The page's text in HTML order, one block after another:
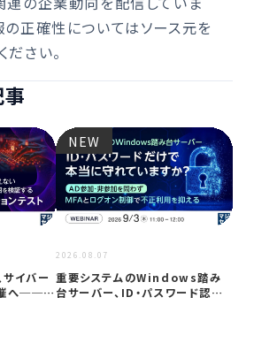
の正確性についてはソース元を
ださい。
サイバー
へ──自
NEW
2026.08.07
重要システムのWindows踏み
台サーバー、ID・パスワード認証